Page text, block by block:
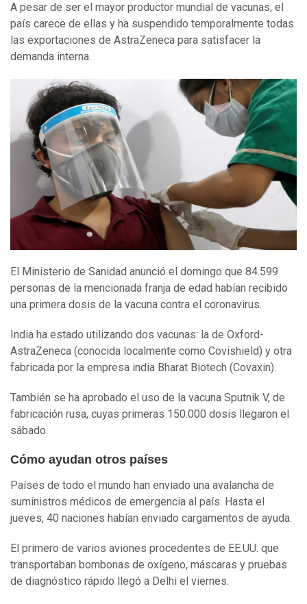
A pesar de ser el mayor productor mundial de vacunas, el
país carece de ellas y ha suspendido temporalmente todas
las exportaciones de AstraZeneca para satisfacer la
demanda interna.
El Ministerio de Sanidad anunció el domingo que 84.599
personas de la mencionada franja de edad habían recibido
una primera dosis de la vacuna contra el coronavirus.
India ha estado utilizando dos vacunas: la de Oxford-
AstraZeneca (conocida localmente como Covishield) y otra
fabricada por la empresa india Bharat Biotech (Covaxin).
También se ha aprobado el uso de la vacuna Sputnik V, de
fabricación rusa, cuyas primeras 150.000 dosis llegaron el
sábado.
Cómo ayudan otros países
Países de todo el mundo han enviado una avalancha de
suministros médicos de emergencia al país. Hasta el
jueves, 40 naciones habían enviado cargamentos de ayuda.
El primero de varios aviones procedentes de EE.UU. que
transportaban bombonas de oxígeno, máscaras y pruebas
de diagnóstico rápido llegó a Delhi el viernes.